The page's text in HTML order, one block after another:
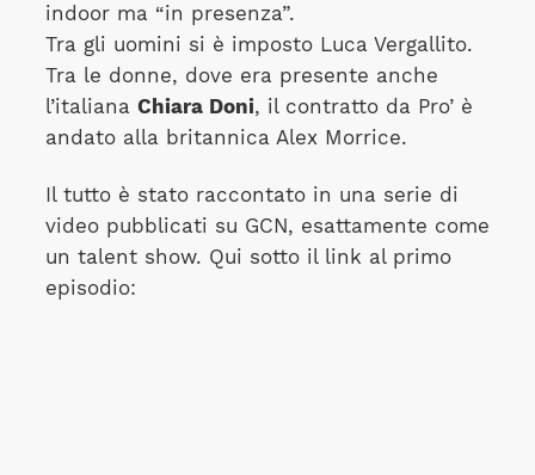
indoor ma “in presenza”.
Tra gli uomini si è imposto Luca Vergallito.
Tra le donne, dove era presente anche
l’italiana Chiara Doni, il contratto da Pro’ è
andato alla britannica Alex Morrice.
Il tutto è stato raccontato in una serie di
video pubblicati su GCN, esattamente come
un talent show. Qui sotto il link al primo
episodio: